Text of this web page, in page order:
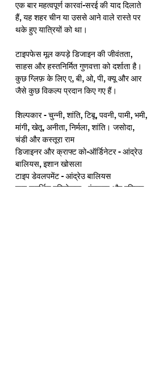
एक बार महत्वपूर्ण कारवां-सरई की याद दिलाते
हैं, यह शहर चीन या उससे आने वाले रास्ते पर
थके हुए यात्रियों को था।
टाइपफेस मूल कपड़े डिजाइन की जीवंतता,
साहस और हस्तनिर्मित गुणवत्ता को दर्शाता है।
कुछ ग्लिफ़ के लिए ए, बी, ओ, पी, क्यू और आर
जैसे कुछ विकल्प प्रदान किए गए हैं।
शिल्पकार - चुन्नी, शांति, टिबू, पवनी, पामी, भमी,
मांगी, खेतू, अनीता, निर्मला, शांति। जसोदा,
चंडी और कस्तूरा राम
डिजाइनर और क्राफ्ट को-ऑर्डिनेटर - आंद्रेउ
बालियस, इशान खोसला
टाइप डेवलपमेंट - आंद्रेउ बालियस
द्वारा समर्थित परियोजना - रंगसूत्र और एक्ज़िम